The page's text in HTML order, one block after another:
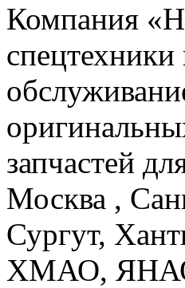
Компания
запчастей
Москва ,
Сургут,
ХМАО,